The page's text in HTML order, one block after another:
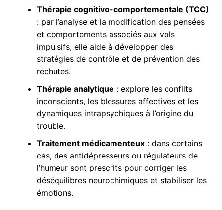
Thérapie cognitivo-comportementale (TCC)
: par l’analyse et la modification des pensées
et comportements associés aux vols
impulsifs, elle aide à développer des
stratégies de contrôle et de prévention des
rechutes.
Thérapie analytique : explore les conflits
inconscients, les blessures affectives et les
dynamiques intrapsychiques à l’origine du
trouble.
Traitement médicamenteux: dans certains
cas, des antidépresseurs ou régulateurs de
l’humeur sont prescrits pour corriger les
déséquilibres neurochimiques et stabiliser les
émotions.